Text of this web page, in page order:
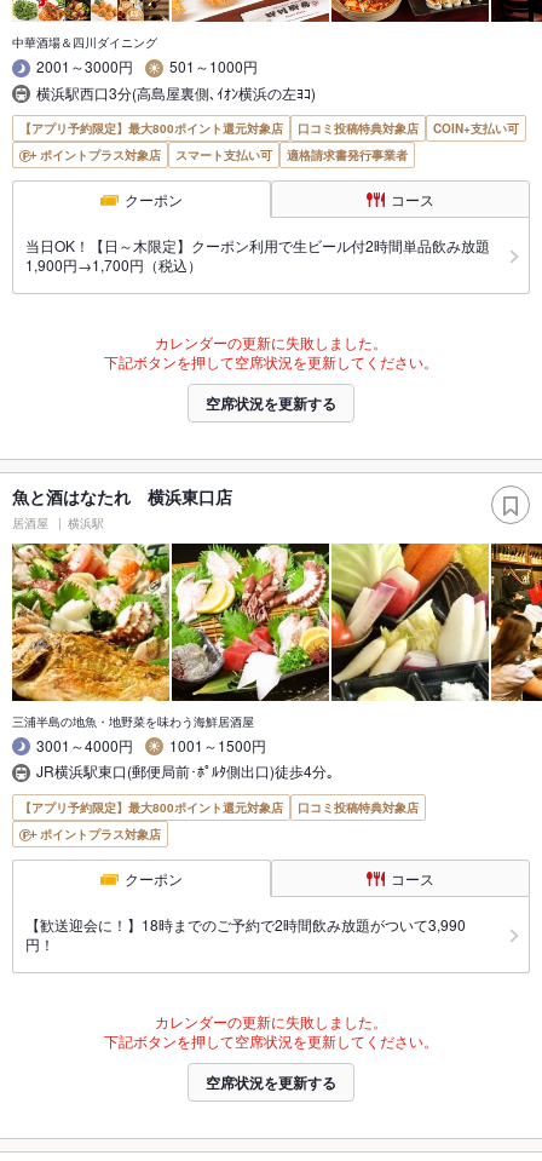
中華酒場＆四川ダイニング
2001～3000円
501～1000円
横浜駅西口3分(高島屋裏側､ｲｵﾝ横浜の左ﾖｺ)
【アプリ予約限定】最大800ポイント還元対象店 口コミ投稿特典対象店
COIN+支払い可
ポイントプラス対象店
スマート支払い可 適格請求書発行事業者
クーポン コース
当日OK！【日～木限定】クーポン利用で生ビール付2時間単品飲み放題
1,900円→1,700円（税込）
カレンダーの更新に失敗しました。
下記ボタンを押して空席状況を更新してください。
空席状況を更新する
魚と酒はなたれ 横浜東口店
居酒屋 横浜駅
三浦半島の地魚・地野菜を味わう海鮮居酒屋
3001～4000円
1001～1500円
JR横浜駅東口(郵便局前･ﾎﾟﾙﾀ側出口)徒歩4分｡
【アプリ予約限定】最大800ポイント還元対象店
口コミ投稿特典対象店
ポイントプラス対象店
クーポン コース
【歓送迎会に！】18時までのご予約で2時間飲み放題がついて3,990
円！
カレンダーの更新に失敗しました。
下記ボタンを押して空席状況を更新してください。
空席状況を更新する